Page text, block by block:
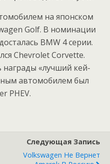
на японском
Golf. В номинации
BMW 4 серии.
Chevrolet Corvette.
награды «лучший кей-
автомобилем был
PHEV.
Следующая Запись
Volkswagen Не Вернет